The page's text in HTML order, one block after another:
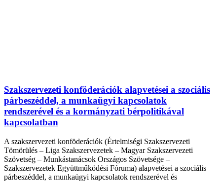
Szakszervezeti konföderációk alapvetései a szociális
párbeszéddel, a munkaügyi kapcsolatok
rendszerével és a kormányzati bérpolitikával
kapcsolatban
A szakszervezeti konföderációk (Értelmiségi Szakszervezeti
Tömörülés – Liga Szakszervezetek – Magyar Szakszervezeti
Szövetség – Munkástanácsok Országos Szövetsége –
Szakszervezetek Együttműködési Fóruma) alapvetései a szociális
párbeszéddel, a munkaügyi kapcsolatok rendszerével és